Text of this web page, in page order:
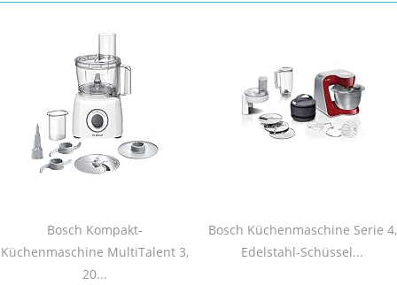
Bosch Kompakt-
Küchenmaschine MultiTalent 3,
20...
Bosch Küchenmaschine Serie 4,
Edelstahl-Schüssel...